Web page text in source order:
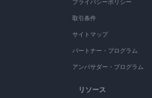
プライバシーポリシー
取引条件
サイトマップ
パートナー・プログラム
アンバサダー・プログラム
リソース